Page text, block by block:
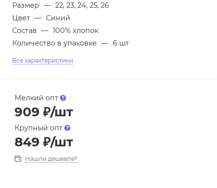
Размер — 22, 23, 24, 25, 26
Цвет — Синий
Состав — 100% хлопок
Количество в упаковке — 6 шт
Все характеристики
Мелкий опт
909 ₽/шт
Крупный опт
849 ₽/шт
Нашли дешевле?